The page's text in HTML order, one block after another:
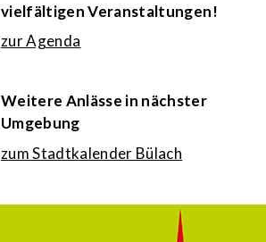
vielfältigen Veranstaltungen!
zur Agenda
Weitere Anlässe in nächster
Umgebung
zum Stadtkalender Bülach